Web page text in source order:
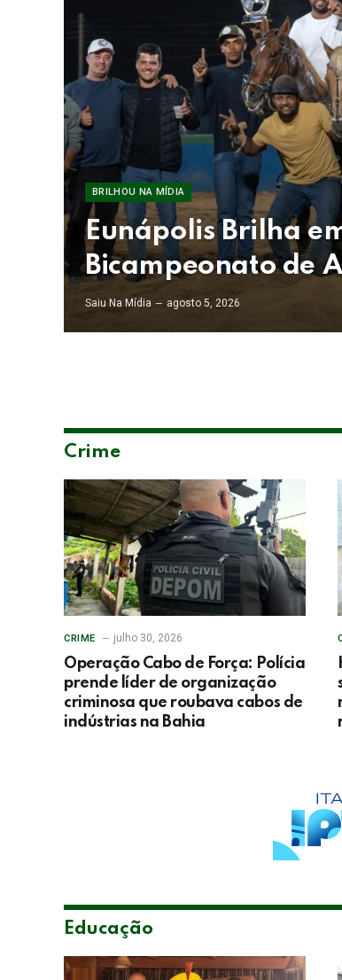
BRILHOU NA MÍDIA
Eunápolis Brilha
Bicampeonato de
Saiu Na Mídia agosto 5, 2026
Crime
CRIME julho 30, 2026
Operação Cabo de Força: Polícia
prende líder de organização
criminosa que roubava cabos de
indústrias na Bahia
Educação